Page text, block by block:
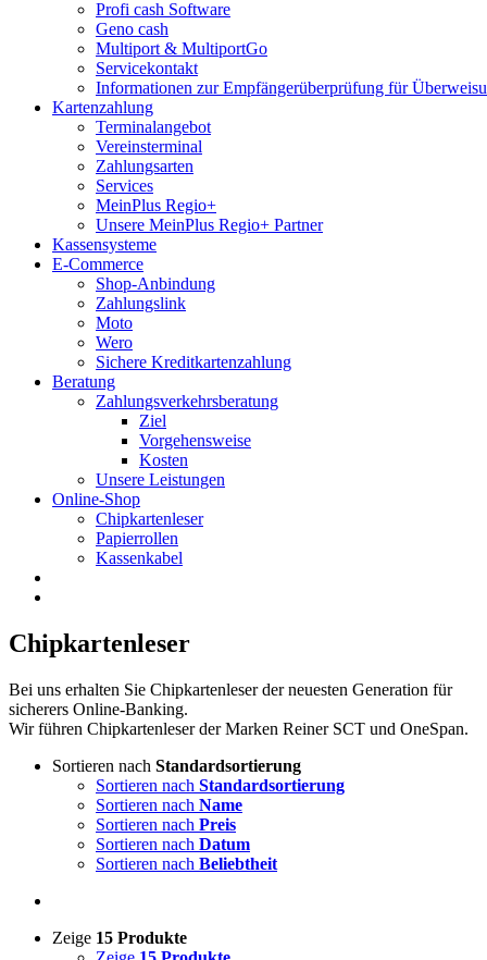
Profi cash Software
Geno cash
Multiport & MultiportGo
Servicekontakt
Informationen zur Empfängerüberprüfung für
Kartenzahlung
Terminalangebot
Vereinsterminal
Zahlungsarten
Services
MeinPlus Regio+
Unsere MeinPlus Regio+ Partner
Kassensysteme
E-Commerce
Shop-Anbindung
Zahlungslink
Moto
Wero
Sichere Kreditkartenzahlung
Beratung
Zahlungsverkehrsberatung
Ziel
Vorgehensweise
Kosten
Unsere Leistungen
Online-Shop
Chipkartenleser
Papierrollen
Kassenkabel
Chipkartenleser
Bei uns erhalten Sie Chipkartenleser der neuesten Generation für
sicherers Online-Banking.
Wir führen Chipkartenleser der Marken Reiner SCT und OneSpan.
Sortieren nach Standardsortierung
Sortieren nach Standardsortierung
Sortieren nach Name
Sortieren nach Preis
Sortieren nach Datum
Sortieren nach Beliebtheit
Zeige 15 Produkte